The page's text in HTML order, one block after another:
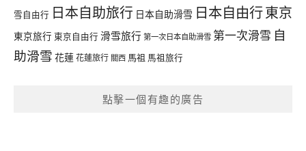
雪自由行 日本自助旅行 日本自助滑雪 日本自由行東京
東京旅行 東京自由行 滑雪旅行 第一次日本自助滑雪 第一次滑雪 自
助滑雪 花蓮花蓮旅行 關西 馬祖 馬祖旅行
點擊一個有趣的廣告